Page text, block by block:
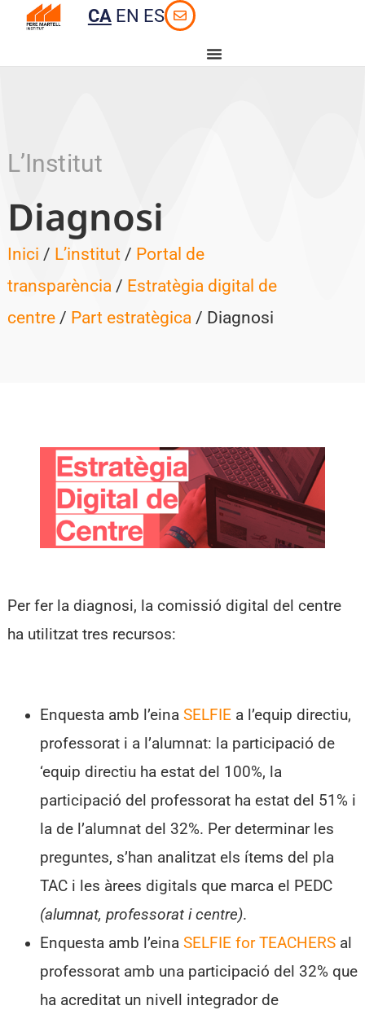
CA EN ES
L’Institut
Diagnosi
Inici / L’institut/ Portal de
transparència/ Estratègia digital de
centre/ Part estratègica/ Diagnosi
Per fer la diagnosi, la comissió digital del centre
ha utilitzat tres recursos:
Enquesta amb l’eina SELFIEa l’equip directiu,
professorat i a l’alumnat: la participació de
‘equip directiu ha estat del 100%, la
participació del professorat ha estat del 51% i
la de l’alumnat del 32%. Per determinar les
preguntes, s’han analitzat els ítems del pla
TAC i les àrees digitals que marca el PEDC
(alumnat, professorat i centre).
Enquesta amb l’eina SELFIE for TEACHERSal
professorat amb una participació del 32% que
ha acreditat un nivell integrador de